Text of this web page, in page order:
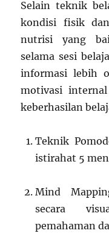
Selain teknik
kondisi fisik
nutrisi yang
selama sesi
informasi lebih
motivasi
keberhasilan
Teknik
istirahat 5
Mind
secara
pemahaman